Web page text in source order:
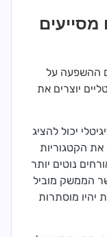
מסייעים
ההשפעה על
יוצרים את
יכול להציג
את הקטגוריות
נוטים יותר
הממשק מוביל
יהיו מוסתרות